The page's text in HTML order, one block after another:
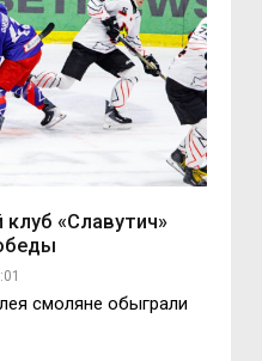
«Славутич»
смоляне обыграли